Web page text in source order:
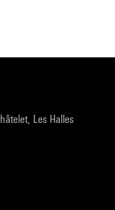
Les Halles